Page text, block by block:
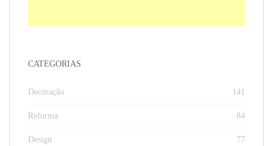
CATEGORIAS
Decoração 141
Reforma 84
Design 77